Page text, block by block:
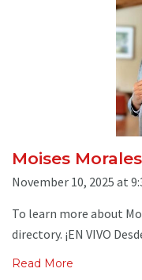
Moises
November 10, 2025 at
To learn more about
directory. ¡EN VIVO
Read More